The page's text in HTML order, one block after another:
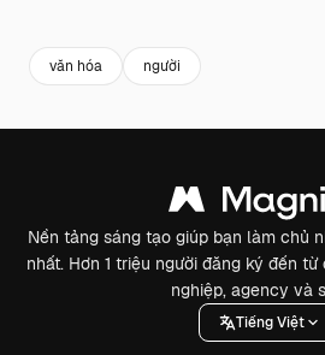
văn hóa người
Nền tảng sáng tạo giúp bạn làm chủ
nhất. Hơn 1 triệu người đăng ký đến
nghiệp, agency và
Tiếng Việt